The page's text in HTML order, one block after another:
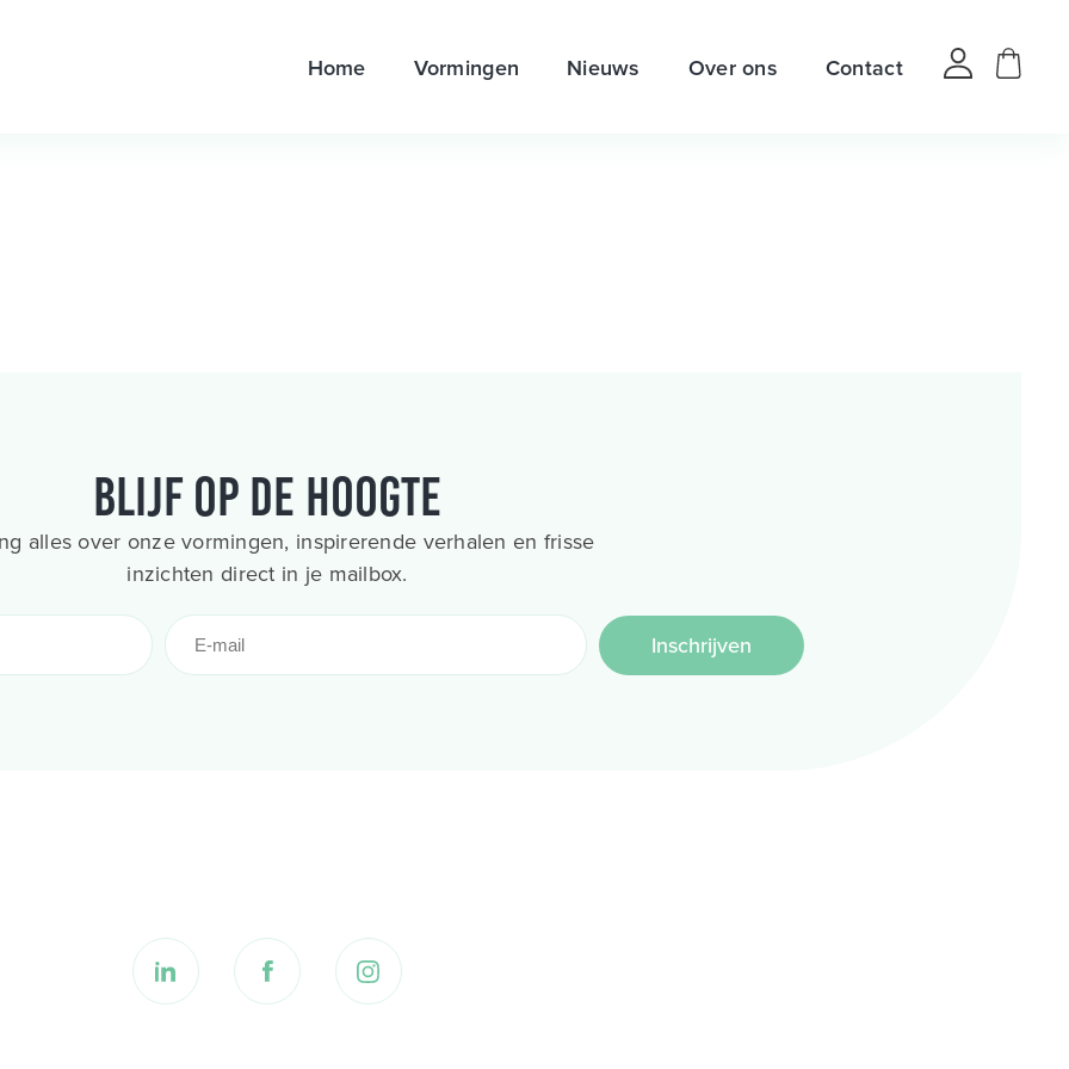
Home Vormingen Nieuws Over ons Contact
Blijf op de hoogte
alles over onze vormingen, inspirerende verhalen en frisse
inzichten direct in je mailbox.
Inschrijven